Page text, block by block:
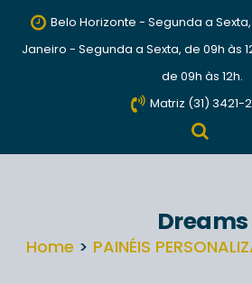
Belo Horizonte - Segunda a Sexta,
Janeiro - Segunda a Sexta, de 09h às
de 09h às 12h.
Matriz (31) 3421-
Dreams
Home > PAINÉIS